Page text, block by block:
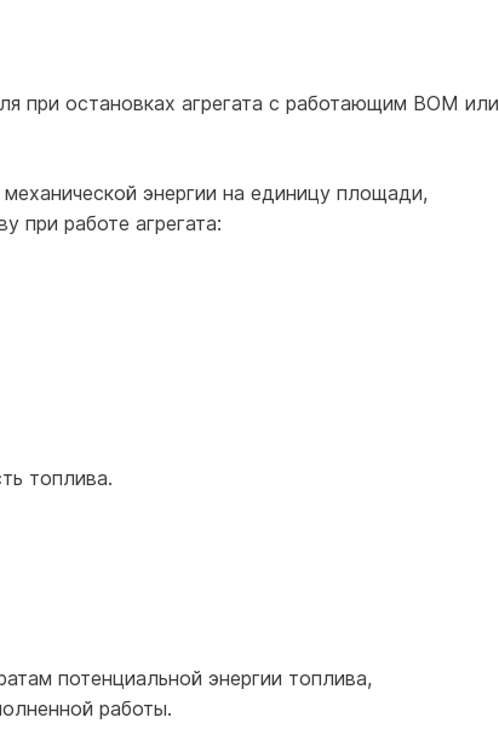
при остановках агрегата с работающим ВОМ или
энергии на единицу площади,
при работе агрегата:
топлива.
потенциальной энергии топлива,
работы.